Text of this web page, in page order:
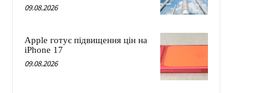
09.08.2026
Apple готує підвищення цін на
iPhone 17
09.08.2026